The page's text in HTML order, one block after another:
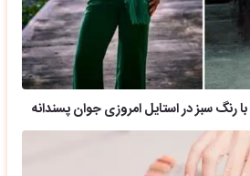
رنگ سبز در استایل امروزی جوان پسندانه